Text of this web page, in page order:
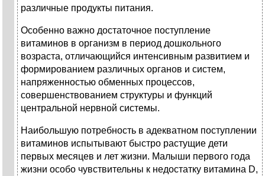
различные продукты питания.
Особенно важно достаточное поступление
витаминов в организм в период дошкольного
возраста, отличающийся интенсивным развитием и
формированием различных органов и систем,
напряженностью обменных процессов,
совершенствованием структуры и функций
центральной нервной системы.
Наибольшую потребность в адекватном поступлении
витаминов испытывают быстро растущие дети
первых месяцев и лет жизни. Малыши первого года
жизни особо чувствительны к недостатку витамина D,